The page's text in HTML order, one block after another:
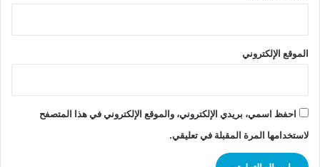
الموقع الإلكتروني
احفظ اسمي، بريدي الإلكتروني، والموقع الإلكتروني في هذا المتصفح
لاستخدامها المرة المقبلة في تعليقي.